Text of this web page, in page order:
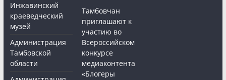
Инжавинский
краеведческий
музей
Администрация
Тамбовской
области
Тамбовчан
приглашают к
участию во
Всероссийском
конкурсе
медиаконтента
«Блогеры